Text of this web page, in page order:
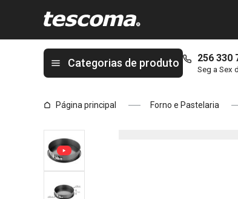
Categorias de produto 256 330
Seg a Sex
Página principal Forno e Pastelaria